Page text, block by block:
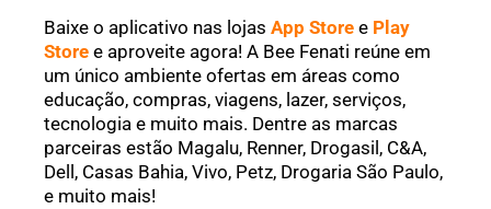
Baixe o aplicativo nas lojas App Store e Play
Store e aproveite agora! A Bee Fenati reúne em
um único ambiente ofertas em áreas como
educação, compras, viagens, lazer, serviços,
tecnologia e muito mais. Dentre as marcas
parceiras estão Magalu, Renner, Drogasil, C&A,
Dell, Casas Bahia, Vivo, Petz, Drogaria São Paulo,
e muito mais!